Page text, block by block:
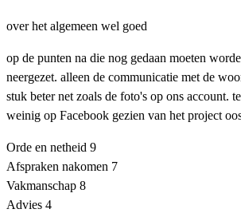
over het algemeen wel goed
op de punten na die nog gedaan moeten
neergezet. alleen de communicatie met de
stuk beter net zoals de foto's op ons account.
weinig op Facebook gezien van het project
Orde en netheid 9
Afspraken nakomen 7
Vakmanschap 8
Advies 4